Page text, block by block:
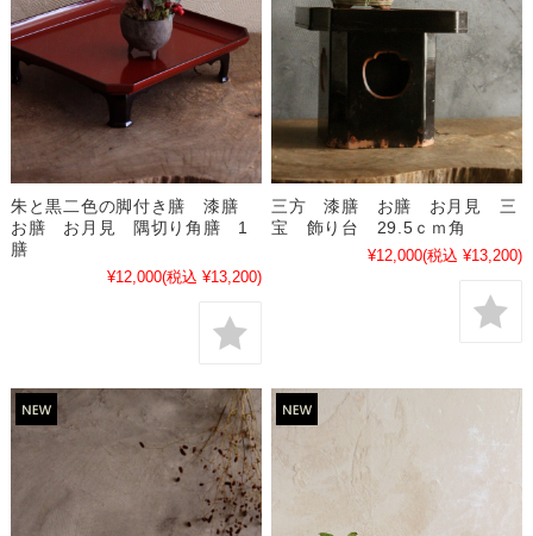
朱と黒二色の脚付き膳 漆膳
お膳 お月見 隅切り角膳 1
膳
¥12,000(税込 ¥13,200)
三方 漆膳 お膳 お月見 三
宝 飾り台 29.5ｃｍ角
¥12,000(税込 ¥13,200)